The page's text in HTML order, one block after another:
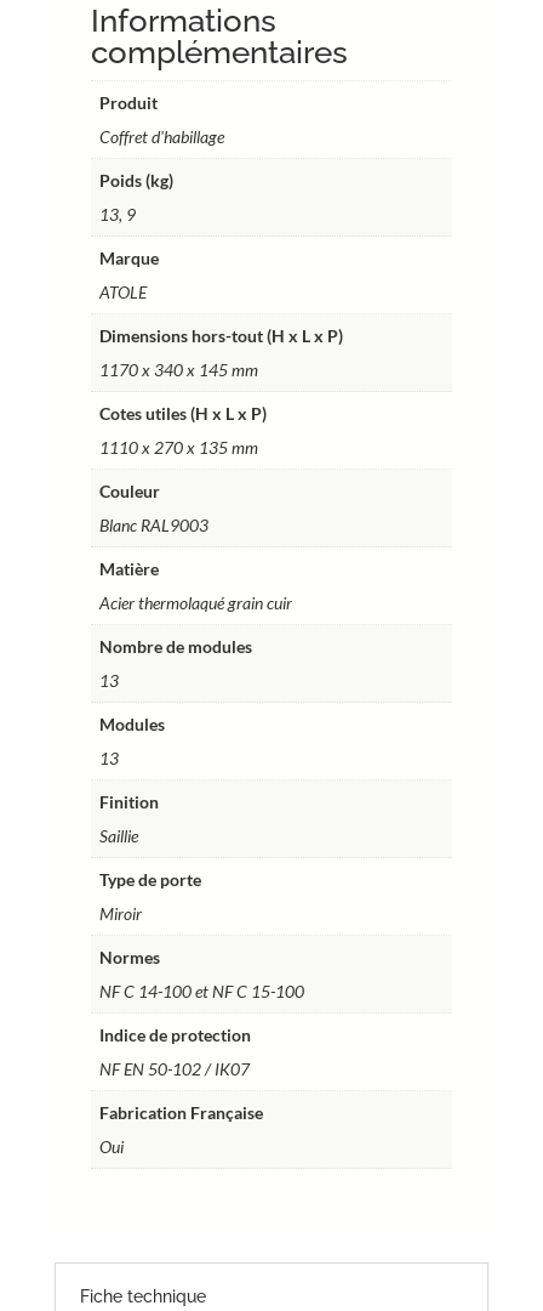
miroir
modules
cotes
Informations
complémentaires
Produit
Coffret d'habillage
Poids (kg)
13, 9
Marque
ATOLE
Dimensions hors-tout (H x L x P)
1170 x 340 x 145 mm
Cotes utiles (H x L x P)
1110 x 270 x 135 mm
Couleur
Blanc RAL9003
Matière
Acier thermolaqué grain cuir
Nombre de modules
13
Modules
13
Finition
Saillie
Type de porte
Miroir
Normes
NF C 14-100 et NF C 15-100
Indice de protection
NF EN 50-102 / IK07
Fabrication Française
Oui
Fiche technique